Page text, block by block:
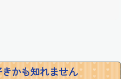
かも知れません